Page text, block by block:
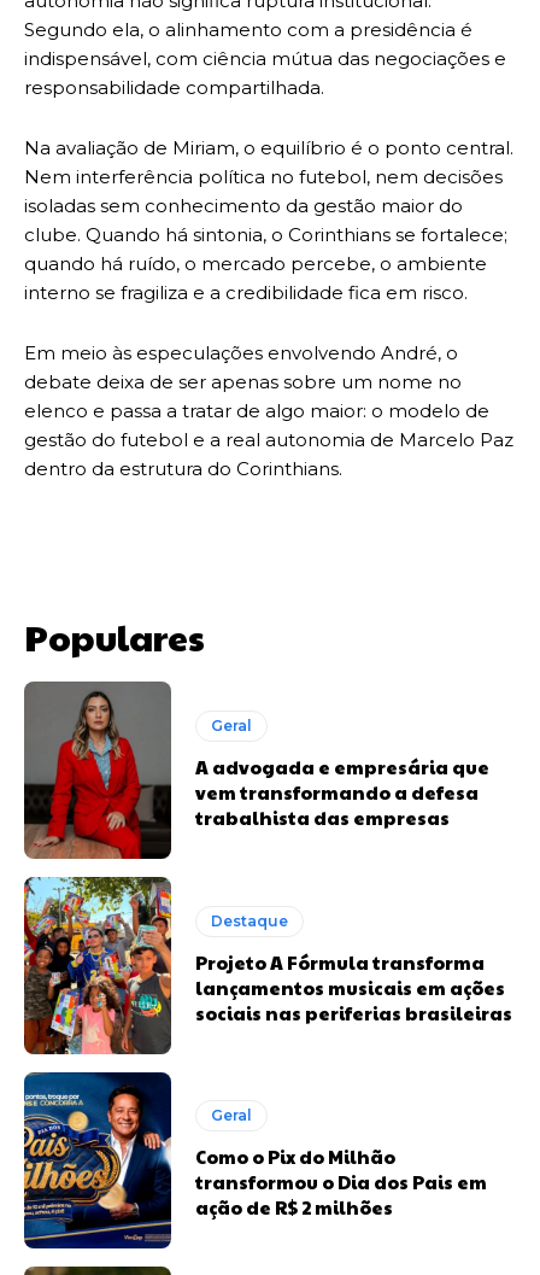
Segundo ela, o alinhamento com a presidência é
indispensável, com ciência mútua das negociações e
responsabilidade compartilhada.
Na avaliação de Miriam, o equilíbrio é o ponto central.
Nem interferência política no futebol, nem decisões
isoladas sem conhecimento da gestão maior do
clube. Quando há sintonia, o Corinthians se fortalece;
quando há ruído, o mercado percebe, o ambiente
interno se fragiliza e a credibilidade fica em risco.
Em meio às especulações envolvendo André, o
debate deixa de ser apenas sobre um nome no
elenco e passa a tratar de algo maior: o modelo de
gestão do futebol e a real autonomia de Marcelo Paz
dentro da estrutura do Corinthians.
Populares
Geral
A advogada e empresária que
vem transformando a defesa
trabalhista das empresas
Destaque
Projeto A Fórmula transforma
lançamentos musicais em ações
sociais nas periferias brasileiras
Geral
Como o Pix do Milhão
transformou o Dia dos Pais em
ação de R$ 2 milhões